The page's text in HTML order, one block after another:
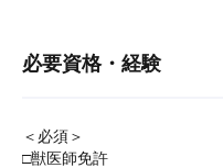
必要資格・経験
＜必須＞
□獣医師免許